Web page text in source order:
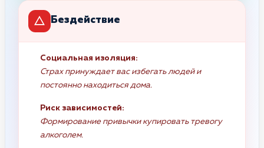
Бездействие
Социальная изоляция:
Страх принуждает вас избегать людей и
постоянно находиться дома.
Риск зависимостей:
Формирование привычки купировать тревогу
алкоголем.